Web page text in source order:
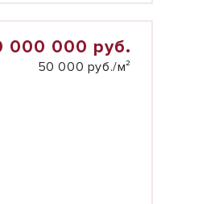
000 000 руб.
50 000 руб./м²